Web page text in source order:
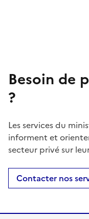
Besoin de
?
Les services du
informent et
secteur privé sur
Contacter nos